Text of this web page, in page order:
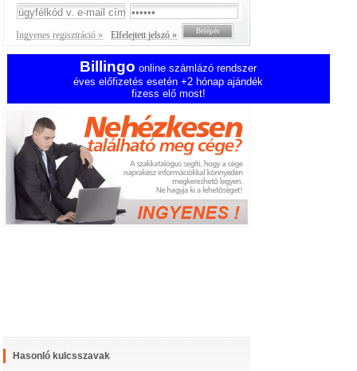
Ingyenes regisztráció » Elfelejtett jelszó »
Billingo online számlázó rendszer
éves előfizetés esetén +2 hónap ajándék
fizess elő most!
Hasonló kulcsszavak